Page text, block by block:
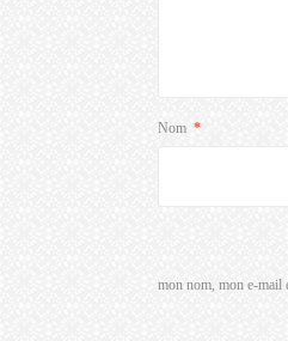
Nom *
mon nom, mon e-mail